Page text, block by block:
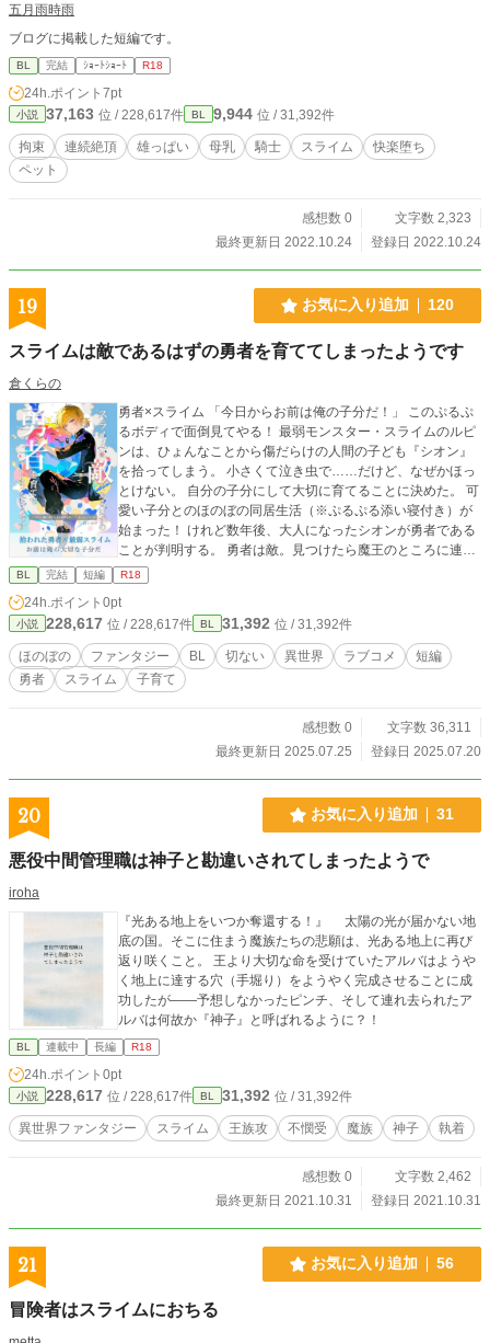
五月雨時雨
ブログに掲載した短編です。
BL 完結 ｼｮｰﾄｼｮｰﾄ R18
24h.ポイント 7pt
小説 37,163 位 / 228,617件 BL 9,944 位 / 31,392件
拘束 連続絶頂 雄っぱい 母乳 騎士 スライム
快楽堕ち
ペット
感想数 0
文字数 2,323
最終更新日 2022.10.24
登録日 2022.10.24
19 お気に入り追加 120
スライムは敵であるはずの勇者を育ててしまったようです
倉くらの
勇者×スライム 「今日からお前は俺の子分だ！」 このぷるぷ
るボディで面倒見てやる！ 最弱モンスター・スライムのルピ
ンは、ひょんなことから傷だらけの人間の子ども『シオン』
を拾ってしまう。 小さくて泣き虫で……だけど、なぜかほっ
とけない。 自分の子分にして大切に育てることに決めた。 可
愛い子分とのほのぼの同居生活（※ぷるぷる添い寝付き）が
始まった！ けれど数年後、大人になったシオンが勇者である
ことが判明する。 勇者は敵。見つけたら魔王のところに連れ
ていかなければならない。 だけどーーー。 “子分”として拾っ
た少年が、いつの間にか“俺の全部”になっていた。 R部分は攻
めの成長後。 勇者（成長した攻め）×スライム（人間姿にな
れる）のほのぼのでちょっぴり切ないラブコメディ。 ハッピ
ーエンド。
BL 完結 短編 R18
24h.ポイント 0pt
小説 228,617 位 / 228,617件 BL 31,392 位 / 31,392件
ほのぼの ファンタジー BL 切ない 異世界 ラブコメ
短編
勇者
スライム 子育て
感想数 0
文字数 36,311
最終更新日 2025.07.25
登録日 2025.07.20
20 お気に入り追加 31
悪役中間管理職は神子と勘違いされてしまったようで
iroha
『光ある地上をいつか奪還する！』 太陽の光が届かない地
底の国。そこに住まう魔族たちの悲願は、光ある地上に再び
返り咲くこと。 王より大切な命を受けていたアルバはようや
く地上に達する穴（手堀り）をようやく完成させることに成
功したが――予想しなかったピンチ、そして連れ去られたア
ルバは何故か『神子』と呼ばれるように？！
BL 連載中 長編 R18
24h.ポイント 0pt
小説 228,617 位 / 228,617件 BL 31,392 位 / 31,392件
異世界ファンタジー スライム 王族攻 不憫受 魔族 神子 執着
感想数 0
文字数 2,462
最終更新日 2021.10.31
登録日 2021.10.31
21 お気に入り追加 56
冒険者はスライムにおちる